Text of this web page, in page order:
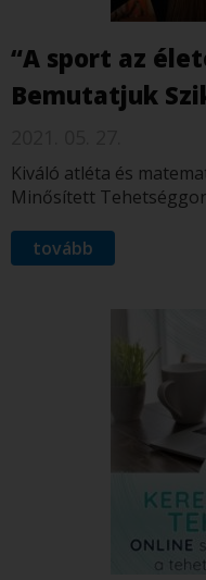
“A sport az
Bemutatjuk
Kiváló atléta és
Minősített
tovább